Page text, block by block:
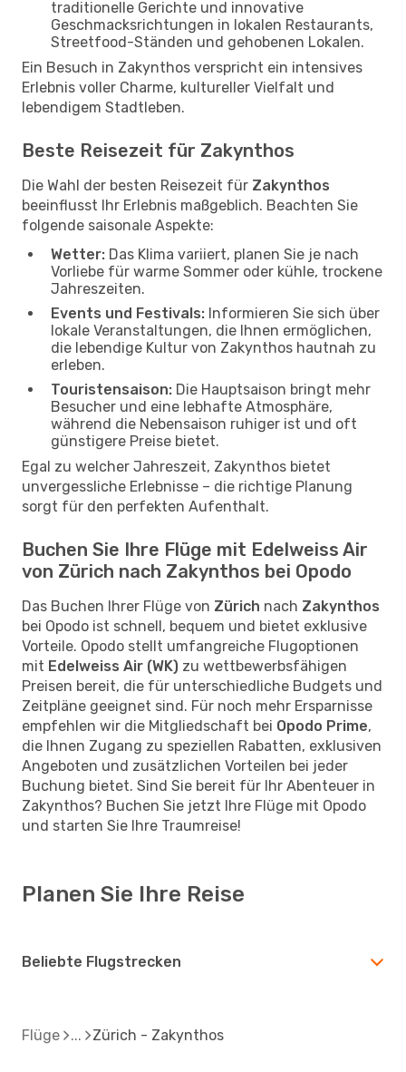
traditionelle Gerichte und innovative
Geschmacksrichtungen in lokalen Restaurants,
Streetfood-Ständen und gehobenen Lokalen.
Ein Besuch in Zakynthos verspricht ein intensives
Erlebnis voller Charme, kultureller Vielfalt und
lebendigem Stadtleben.
Beste Reisezeit für Zakynthos
Die Wahl der besten Reisezeit für Zakynthos
beeinflusst Ihr Erlebnis maßgeblich. Beachten Sie
folgende saisonale Aspekte:
Wetter: Das Klima variiert, planen Sie je nach
Vorliebe für warme Sommer oder kühle, trockene
Jahreszeiten.
Events und Festivals: Informieren Sie sich über
lokale Veranstaltungen, die Ihnen ermöglichen,
die lebendige Kultur von Zakynthos hautnah zu
erleben.
Touristensaison: Die Hauptsaison bringt mehr
Besucher und eine lebhafte Atmosphäre,
während die Nebensaison ruhiger ist und oft
günstigere Preise bietet.
Egal zu welcher Jahreszeit, Zakynthos bietet
unvergessliche Erlebnisse – die richtige Planung
sorgt für den perfekten Aufenthalt.
Buchen Sie Ihre Flüge mit Edelweiss Air
von Zürich nach Zakynthos bei Opodo
Das Buchen Ihrer Flüge von Zürich nach Zakynthos
bei Opodo ist schnell, bequem und bietet exklusive
Vorteile. Opodo stellt umfangreiche Flugoptionen
mit Edelweiss Air (WK) zu wettbewerbsfähigen
Preisen bereit, die für unterschiedliche Budgets und
Zeitpläne geeignet sind. Für noch mehr Ersparnisse
empfehlen wir die Mitgliedschaft bei Opodo Prime,
die Ihnen Zugang zu speziellen Rabatten, exklusiven
Angeboten und zusätzlichen Vorteilen bei jeder
Buchung bietet. Sind Sie bereit für Ihr Abenteuer in
Zakynthos? Buchen Sie jetzt Ihre Flüge mit Opodo
und starten Sie Ihre Traumreise!
Planen Sie Ihre Reise
Beliebte Flugstrecken
Flüge Zürich - Zakynthos